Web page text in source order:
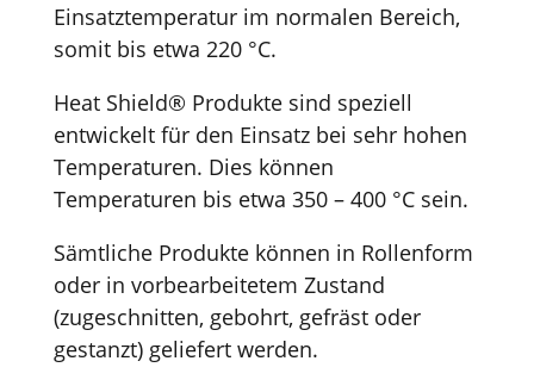
Einsatztemperatur im normalen Bereich,
somit bis etwa 220 °C.
Heat Shield® Produkte sind speziell
entwickelt für den Einsatz bei sehr hohen
Temperaturen. Dies können
Temperaturen bis etwa 350 – 400 °C sein.
Sämtliche Produkte können in Rollenform
oder in vorbearbeitetem Zustand
(zugeschnitten, gebohrt, gefräst oder
gestanzt) geliefert werden.